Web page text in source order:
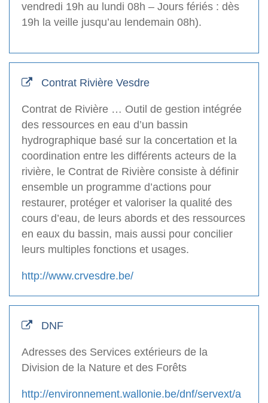
vendredi 19h au lundi 08h – Jours fériés : dès
19h la veille jusqu’au lendemain 08h).
Contrat Rivière Vesdre
Contrat de Rivière … Outil de gestion intégrée
des ressources en eau d’un bassin
hydrographique basé sur la concertation et la
coordination entre les différents acteurs de la
rivière, le Contrat de Rivière consiste à définir
ensemble un programme d’actions pour
restaurer, protéger et valoriser la qualité des
cours d’eau, de leurs abords et des ressources
en eaux du bassin, mais aussi pour concilier
leurs multiples fonctions et usages.
http://www.crvesdre.be/
DNF
Adresses des Services extérieurs de la
Division de la Nature et des Forêts
http://environnement.wallonie.be/dnf/servext/a